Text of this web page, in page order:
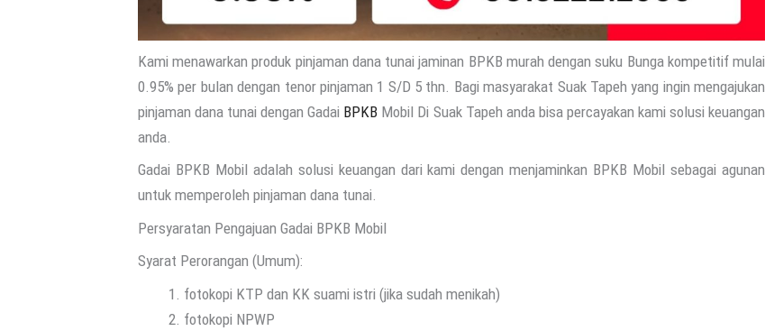
Kami menawarkan produk pinjaman dana tunai jaminan BPKB murah dengan suku Bunga kompetitif mulai
0.95% per bulan dengan tenor pinjaman 1 S/D 5 thn. Bagi masyarakat Suak Tapeh yang ingin mengajukan
pinjaman dana tunai dengan Gadai BPKB Mobil Di Suak Tapeh anda bisa percayakan kami solusi keuangan
anda.
Gadai BPKB Mobil adalah solusi keuangan dari kami dengan menjaminkan BPKB Mobil sebagai agunan
untuk memperoleh pinjaman dana tunai.
Persyaratan Pengajuan Gadai BPKB Mobil
Syarat Perorangan (Umum):
fotokopi KTP dan KK suami istri (jika sudah menikah)
fotokopi NPWP